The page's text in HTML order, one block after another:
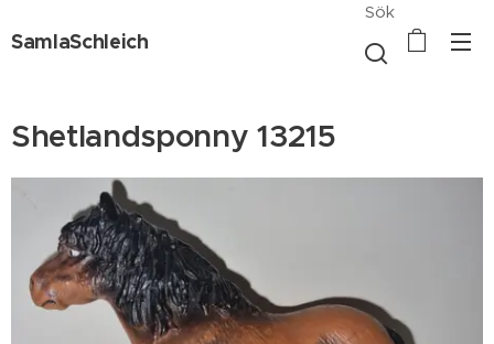
SamlaSchleich
Sök
Shetlandsponny 13215